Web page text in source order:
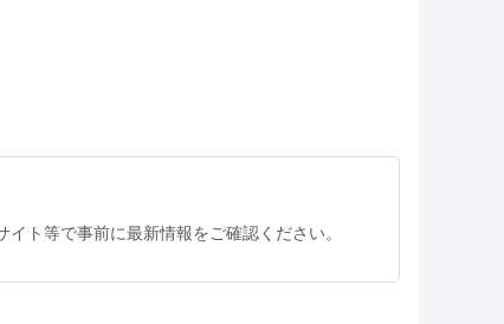
ト等で事前に最新情報をご確認ください。